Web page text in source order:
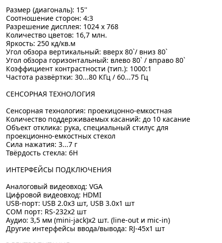
Размер (диагональ): 15''
Соотношение сторон: 4:3
Разрешение дисплея: 1024 х 768
Количество цветов: 16,7 млн.
Яркость: 250 кд/кв.м
Угол обзора вертикальный: вверх 80`/ вниз 80`
Угол обзора горизонтальный: влево 80` / вправо 80`
Коэффициент контрастности (тип.): 1000:1
Частота развёртки: 30...80 КГц / 60...75 Гц
СЕНСОРНАЯ ТЕХНОЛОГИЯ
Сенсорная технология: проекицонно-емкостная
Количество поддерживаемых касаний: до 10 касание
Объект отклика: рука, специальный стилус для
проекционно-емкостных стекол
Сила нажатия: 3...7 г
Твёрдость стекла: 6H
ИНТЕРФЕЙСЫ ПОДКЛЮЧЕНИЯ
Аналоговый видеовход: VGA
Цифровой видеовход: HDMI
USB-порт: USB 2.0х3 шт, USB 3.0х1 шт
COM порт: RS-232х2 шт
Аудио: 3,5 мм (mini-jack)х2 шт. (line-out и mic-in)
Другие интерфейсы ввода/вывода: RJ-45х1 шт